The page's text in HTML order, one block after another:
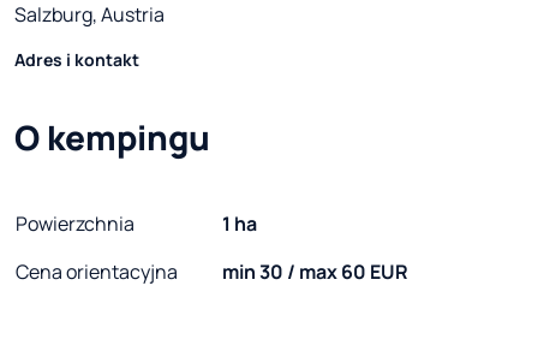
Salzburg, Austria
Adres i kontakt
O kempingu
Powierzchnia
1 ha
Cena orientacyjna
min 30 / max 60 EUR